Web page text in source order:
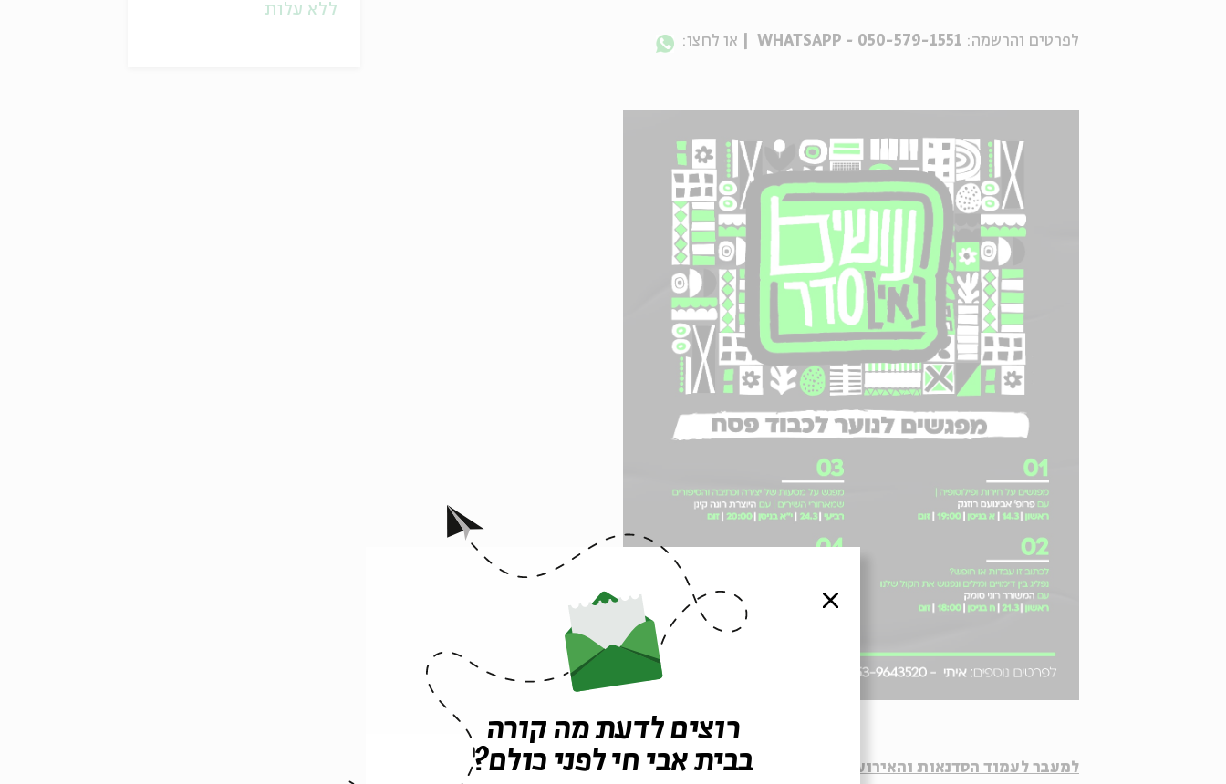
לפרטים והרשמה: או לחצו:
למעבר לעמוד הסדנאות והאירועים לנוער 2021 לחצו כאן >>
ללא עלות
סגור
רוצים לדעת מה קורה
בבית אבי חי לפני כולם?